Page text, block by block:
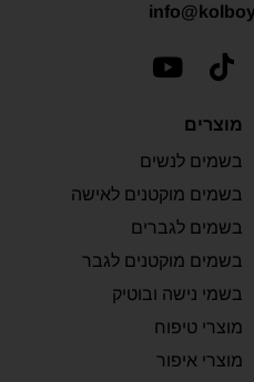
מוצרים
בשמים לנשים
בשמים מוקטנים לאישה
בשמים לגברים
בשמים מוקטנים לגבר
בשמי נישה ובוטיק
מוצרי טיפוח
מוצרי איפור